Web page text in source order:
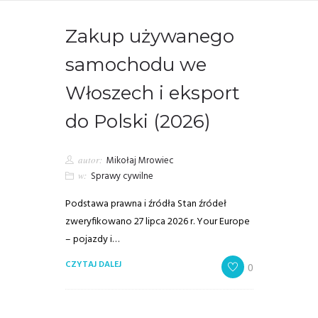
Zakup używanego
samochodu we
Włoszech i eksport
do Polski (2026)
autor: Mikołaj Mrowiec
w: Sprawy cywilne
Podstawa prawna i źródła Stan źródeł
zweryfikowano 27 lipca 2026 r. Your Europe
– pojazdy i…
CZYTAJ DALEJ 0